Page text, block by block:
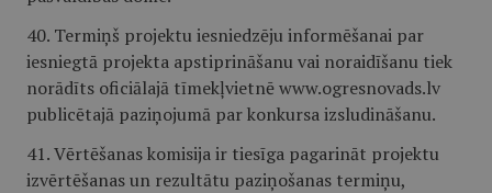
40. Termiņš projektu iesniedzēju informēšanai par
iesniegtā projekta apstiprināšanu vai noraidīšanu tiek
norādīts oficiālajā tīmekļvietnē www.ogresnovads.lv
publicētajā paziņojumā par konkursa izsludināšanu.
41. Vērtēšanas komisija ir tiesīga pagarināt projektu
izvērtēšanas un rezultātu paziņošanas termiņu,